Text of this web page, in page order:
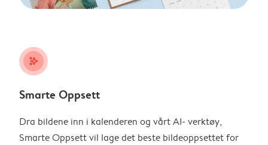
stars_plus
Smarte Oppsett
Dra bildene inn i kalenderen og vårt AI- verktøy,
Smarte Oppsett vil lage det beste bildeoppsettet for